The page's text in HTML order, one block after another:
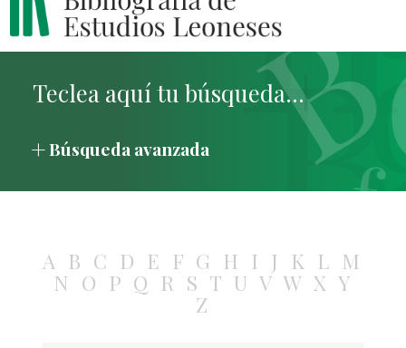
Búsqueda avanzada
A B C D E F G H I J K L M
N O P Q R S T U V W X Y
Z